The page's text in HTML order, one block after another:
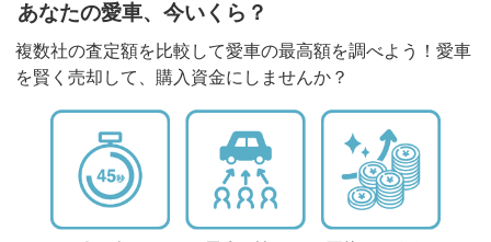
あなたの愛車、今いくら？
複数社の査定額を比較して愛車の最高額を調べよう！愛車
を賢く売却して、購入資金にしませんか？